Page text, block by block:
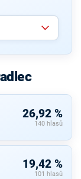
26,92 %
140 hlasů
19,42 %
101 hlasů